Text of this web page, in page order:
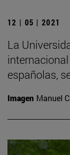
12 | 05 | 2021
La
españolas,
Imagen Manuel